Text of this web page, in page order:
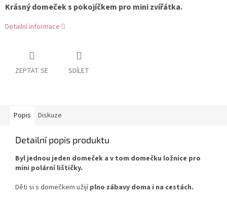
Krásný domeček s pokojíčkem pro mini zvířátka.
Detailní informace
ZEPTAT SE SDÍLET
Popis Diskuze
Detailní popis produktu
Byl jednou jeden domeček a v tom domečku ložnice pro
mini polární lištičky.
Děti si s domečkem užijíplno zábavy doma i na cestách.